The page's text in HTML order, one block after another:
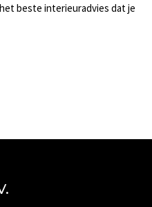
beste interieuradvies dat je